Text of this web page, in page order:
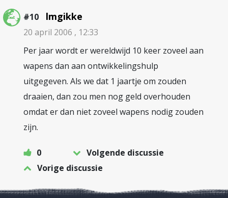
#10 lmgikke
20 april 2006 , 12:33
Per jaar wordt er wereldwijd 10 keer zoveel aan
wapens dan aan ontwikkelingshulp
uitgegeven. Als we dat 1 jaartje om zouden
draaien, dan zou men nog geld overhouden
omdat er dan niet zoveel wapens nodig zouden
zijn.
0
Volgende discussie
Vorige discussie